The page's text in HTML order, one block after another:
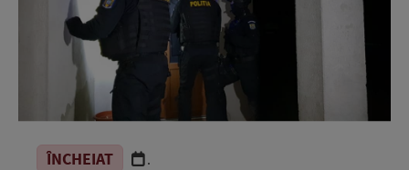
ÎNCHEIAT .